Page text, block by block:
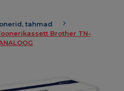
tahmad
Brother TN-